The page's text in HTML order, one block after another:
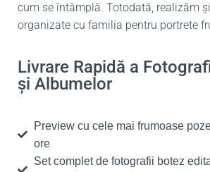
cum se întâmplă. Totodată, realizăm
organizate cu familia pentru portrete
Livrare Rapidă a
și Albumelor
Preview cu cele mai frumoase
ore
Set complet de fotografii botez